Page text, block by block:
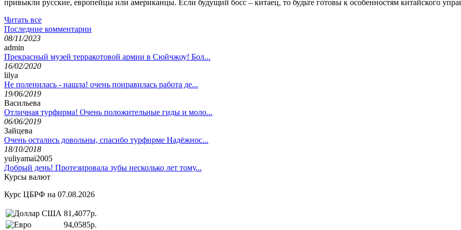
привыкли русские, европейцы или американцы. Если будущий босс – китаец, то будьте готовы к особенностям китайского
Читать все
Последние комментарии
08/11/2023
admin
Прекрасный музей терракотовой армии в Сюйчжоу! Бол...
16/02/2020
lilya
Не поленилась - нашла! очень понравилась работа де...
19/06/2019
Васильева
Отличная турфирма! Очень положительные гиды и моло...
06/06/2019
Зайцева
Очень остались довольны, спасибо турфирме Надёжнос...
18/10/2018
yuliyamai2005
Добрый день! Протезировала зубы несколько лет тому...
Курсы валют
Курс ЦБРФ на 07.08.2026
81,4077р.
94,0585р.